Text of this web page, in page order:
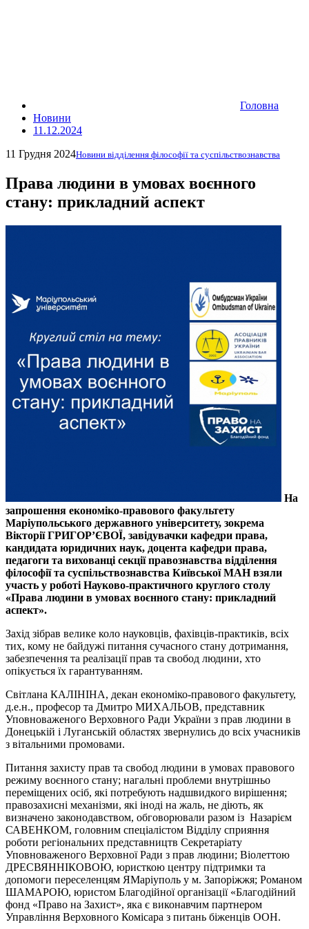
Головна
Новини
11.12.2024
11 Грудня 2024Новини відділення філософії та суспільствознавства
Права людини в умовах воєнного
стану: прикладний аспект
На
запрошення економіко-правового факультету
Маріупольського державного університету, зокрема
Вікторії ГРИГОРʼЄВОЇ, завідувачки кафедри права,
кандидата юридичних наук, доцента кафедри права,
педагоги та вихованці секції правознавства відділення
філософії та суспільствознавства Київської МАН взяли
участь у роботі Науково-практичного круглого столу
«Права людини в умовах воєнного стану: прикладний
аспект».
Захід зібрав велике коло науковців, фахівців-практиків, всіх
тих, кому не байдужі питання сучасного стану дотримання,
забезпечення та реалізації прав та свобод людини, хто
опікується їх гарантуванням.
Світлана КАЛІНІНА, декан економіко-правового факультету,
д.е.н., професор та Дмитро МИХАЛЬОВ, представник
Уповноваженого Верховного Ради України з прав людини в
Донецькій і Луганській областях звернулись до всіх учасників
з вітальними промовами.
Питання захисту прав та свобод людини в умовах правового
режиму воєнного стану; нагальні проблеми внутрішньо
переміщених осіб, які потребують надшвидкого вирішення;
правозахисні механізми, які іноді на жаль, не діють, як
визначено законодавством, обговорювали разом із Назарієм
САВЕНКОМ, головним спеціалістом Відділу сприяння
роботи регіональних представництв Секретаріату
Уповноваженого Верховної Ради з прав людини; Віолеттою
ДРЕСВЯННІКОВОЮ, юристкою центру підтримки та
допомоги переселенцям ЯМаріуполь у м. Запоріжжя; Романом
ШАМАРОЮ, юристом Благодійної організації «Благодійний
фонд «Право на Захист», яка є виконавчим партнером
Управління Верховного Комісара з питань біженців ООН.